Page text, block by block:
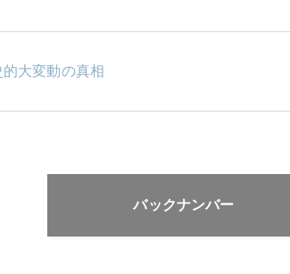
大変動の真相
バックナンバー